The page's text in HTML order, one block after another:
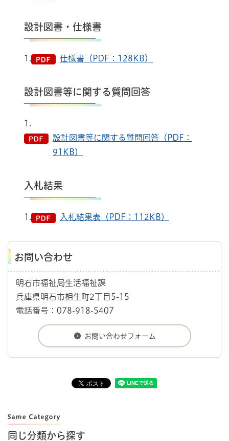
設計図書・仕様書
1. 仕様書（PDF：128KB）
設計図書等に関する質問回答
1.
設計図書等に関する質問回答（PDF：
91KB）
入札結果
1. 入札結果表（PDF：112KB）
お問い合わせ
明石市福祉局生活福祉課
兵庫県明石市相生町2丁目5-15
電話番号：078-918-5407
同じ分類から探す